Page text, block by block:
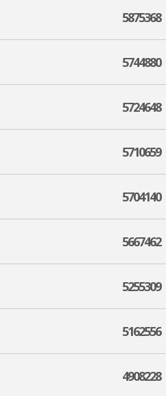
5875368
5744880
5724648
5710659
5704140
5667462
5255309
5162556
4908228